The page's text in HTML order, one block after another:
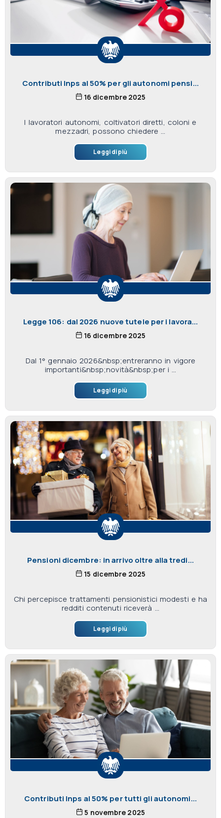
Contributi Inps al 50% per gli autonomi pensi...
16 dicembre 2025
I lavoratori autonomi, coltivatori diretti, coloni e
mezzadri, possono chiedere ...
Leggi di più
Legge 106: dal 2026 nuove tutele per i lavora...
16 dicembre 2025
Dal 1° gennaio 2026&nbsp;entreranno in vigore
importanti&nbsp;novità&nbsp;per i ...
Leggi di più
Pensioni dicembre: in arrivo oltre alla tredi...
15 dicembre 2025
Chi percepisce trattamenti pensionistici modesti e ha
redditi contenuti riceverà ...
Leggi di più
Contributi Inps al 50% per tutti gli autonomi...
5 novembre 2025